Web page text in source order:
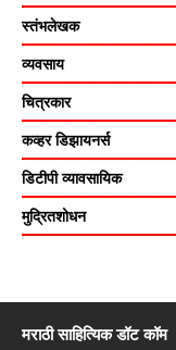
स्तंभलेखक
व्यवसाय
चित्रकार
कव्हर डिझायनर्स
डिटीपी व्यावसायिक
मुद्रितशोधन
मराठी साहित्यिक डॉट कॉम